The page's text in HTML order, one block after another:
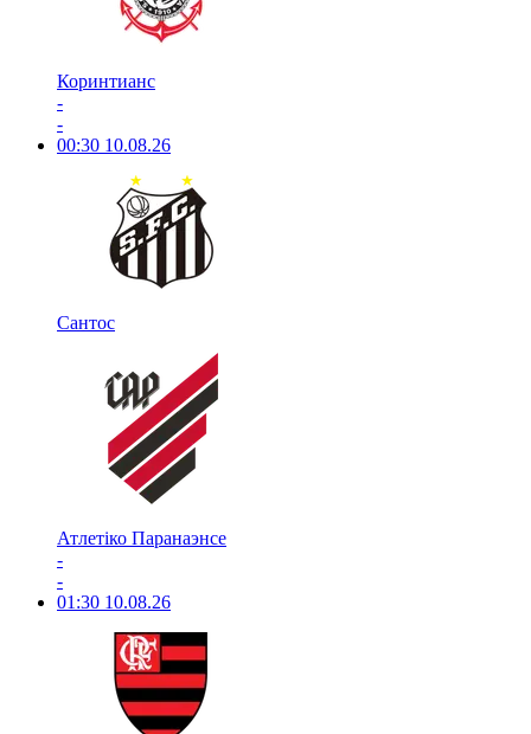
Коринтианс
-
-
00:30 10.08.26
Сантос
Атлетіко Паранаэнсе
-
-
01:30 10.08.26